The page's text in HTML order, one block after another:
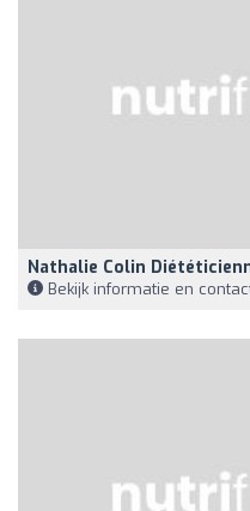
Nathalie Colin
Bekijk informatie en